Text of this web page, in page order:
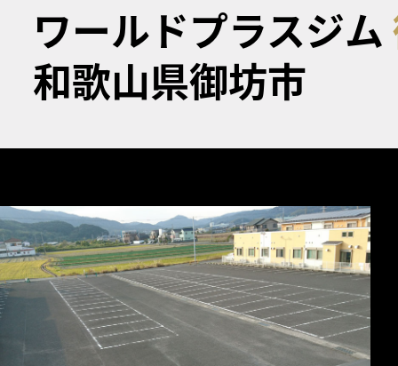
ワールドプラスジム
和歌山県御坊市